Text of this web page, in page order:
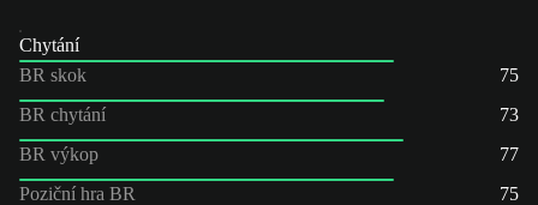
Chytání
BR skok
75
BR chytání
73
BR výkop
77
Poziční hra BR
75